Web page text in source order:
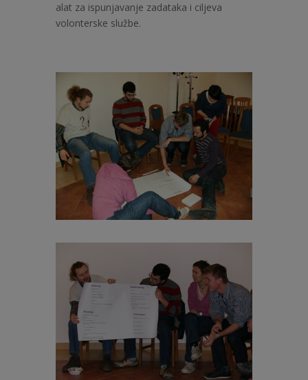
alat za ispunjavanje zadataka i ciljeva
volonterske službe.